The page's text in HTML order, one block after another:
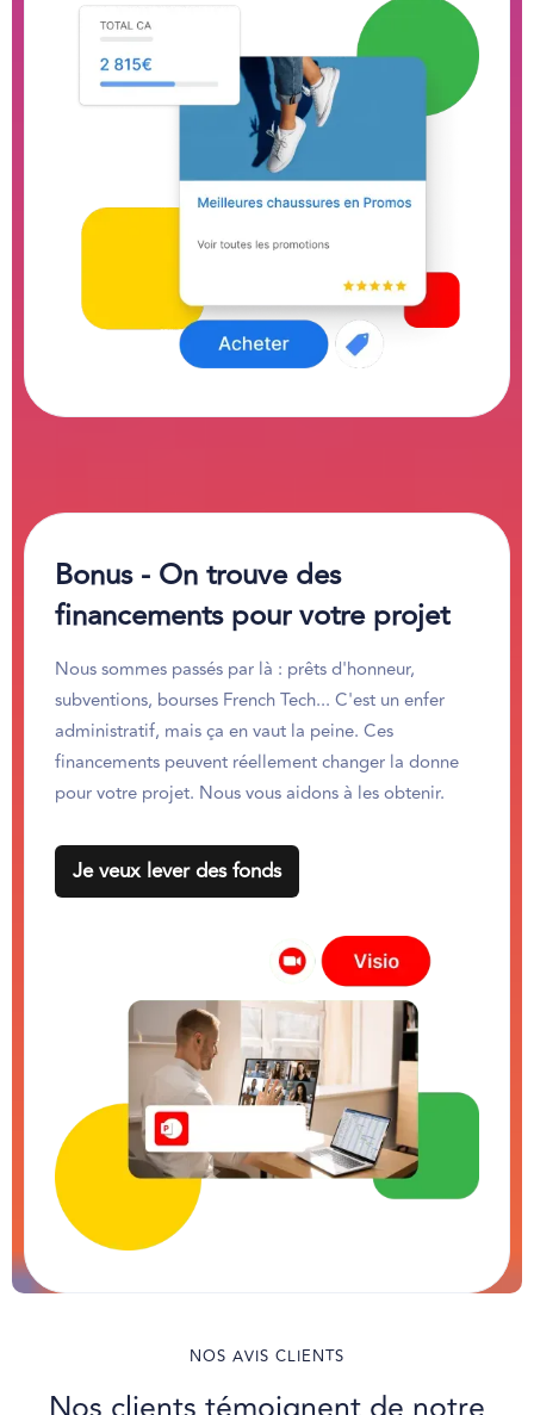
Bonus - On trouve des
financements pour votre projet
Nous sommes passés par là : prêts d'honneur,
subventions, bourses French Tech... C'est un enfer
administratif, mais ça en vaut la peine. Ces
financements peuvent réellement changer la donne
pour votre projet. Nous vous aidons à les obtenir.
Je veux lever des fonds
NOS AVIS CLIENTS